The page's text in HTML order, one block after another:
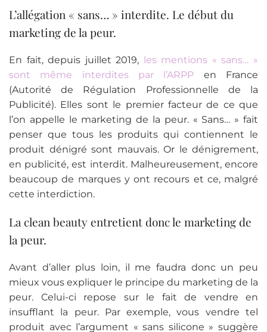
L’allégation « sans… » interdite. Le début du
marketing de la peur.
En fait, depuis juillet 2019, les mentions « sans… »
sont même interdites par l’ARPP en France
(Autorité de Régulation Professionnelle de la
Publicité). Elles sont le premier facteur de ce que
l’on appelle le marketing de la peur. « Sans… » fait
penser que tous les produits qui contiennent le
produit dénigré sont mauvais. Or le dénigrement,
en publicité, est interdit. Malheureusement, encore
beaucoup de marques y ont recours et ce, malgré
cette interdiction.
La clean beauty entretient donc le marketing de
la peur.
Avant d’aller plus loin, il me faudra donc un peu
mieux vous expliquer le principe du marketing de la
peur. Celui-ci repose sur le fait de vendre en
insufflant la peur. Par exemple, vous vendre tel
produit avec l’argument « sans silicone » suggère